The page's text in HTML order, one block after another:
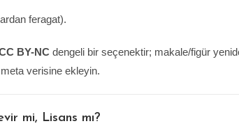
feragat).
BY-NC dengeli bir seçenektir; makale/figür
verisine ekleyin.
mi, Lisans mı?